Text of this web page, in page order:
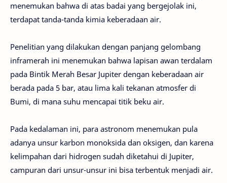
menemukan bahwa di atas badai yang bergejolak ini,
terdapat tanda-tanda kimia keberadaan air.
Penelitian yang dilakukan dengan panjang gelombang
inframerah ini menemukan bahwa lapisan awan terdalam
pada Bintik Merah Besar Jupiter dengan keberadaan air
berada pada 5 bar, atau lima kali tekanan atmosfer di
Bumi, di mana suhu mencapai titik beku air.
Pada kedalaman ini, para astronom menemukan pula
adanya unsur karbon monoksida dan oksigen, dan karena
kelimpahan dari hidrogen sudah diketahui di Jupiter,
campuran dari unsur-unsur ini bisa terbentuk menjadi air.